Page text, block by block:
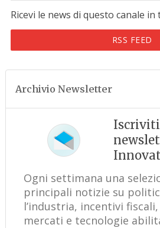
Ricevi le news di questo canale
RSS FEED
Archivio Newsletter
Ogni settimana una
principali notizie su
l’industria, incentivi
mercati e tecnologie